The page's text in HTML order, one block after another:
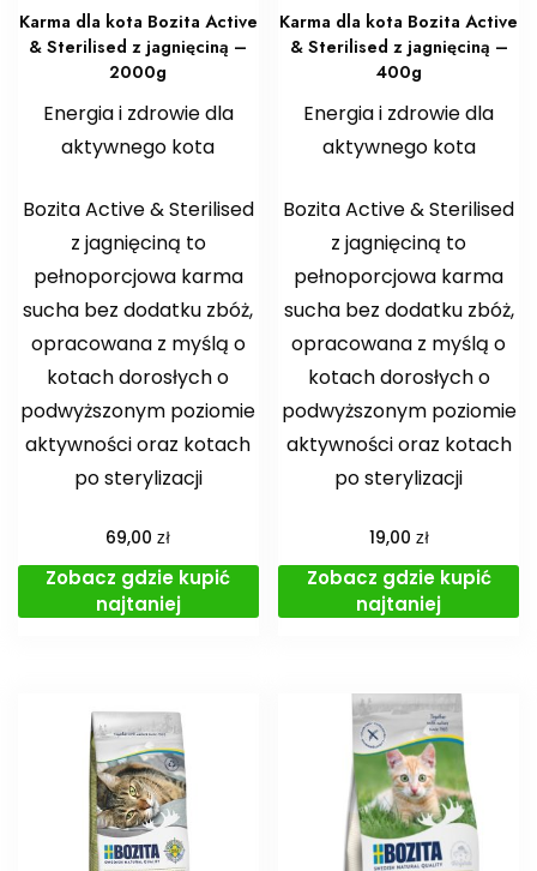
Karma dla kota Bozita Active
& Sterilised z jagnięciną –
2000g
Energia i zdrowie dla
aktywnego kota
Bozita Active & Sterilised
z jagnięciną to
pełnoporcjowa karma
sucha bez dodatku zbóż,
opracowana z myślą o
kotach dorosłych o
podwyższonym poziomie
aktywności oraz kotach
po sterylizacji
69,00zł
Zobacz gdzie kupić
najtaniej
Karma dla kota Bozita Active
& Sterilised z jagnięciną –
400g
Energia i zdrowie dla
aktywnego kota
Bozita Active & Sterilised
z jagnięciną to
pełnoporcjowa karma
sucha bez dodatku zbóż,
opracowana z myślą o
kotach dorosłych o
podwyższonym poziomie
aktywności oraz kotach
po sterylizacji
19,00 zł
Zobacz gdzie kupić
najtaniej